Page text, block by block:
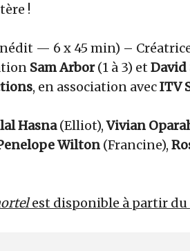
!
— 6 x 45 min) –
Sam Arbor(1 à 3) et David
, en association avecITV
Hasna(Elliot),Vivian
Wilton (Francine),
est disponible à partir du